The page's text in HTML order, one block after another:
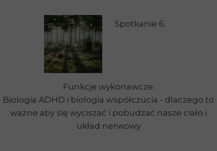
Funkcje wykonawcze.
Biologia ADHD i biologia współczucia - dlaczego to
ważne aby się wyciszać i pobudzać nasze ciało i
układ nerwowy
Spotkanie 6.